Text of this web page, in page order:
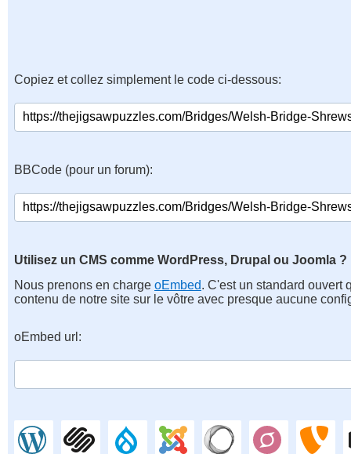
Copiez et collez simplement le code ci-dessous:
BBCode (pour un forum):
Utilisez un CMS comme WordPress, Drupal ou Joomla ?
Nous prenons en charge oEmbed. C'est un standard ouvert
contenu de notre site sur le vôtre avec presque aucune
oEmbed url: